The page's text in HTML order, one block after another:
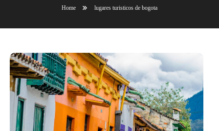
Home lugares turisticos de bogota